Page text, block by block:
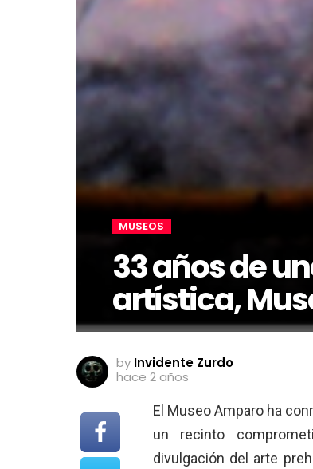
MUSEOS
33 años de
artística,
by Invidente Zurdo
hace 2 años
El Museo Amparo ha
un recinto
divulgación del arte